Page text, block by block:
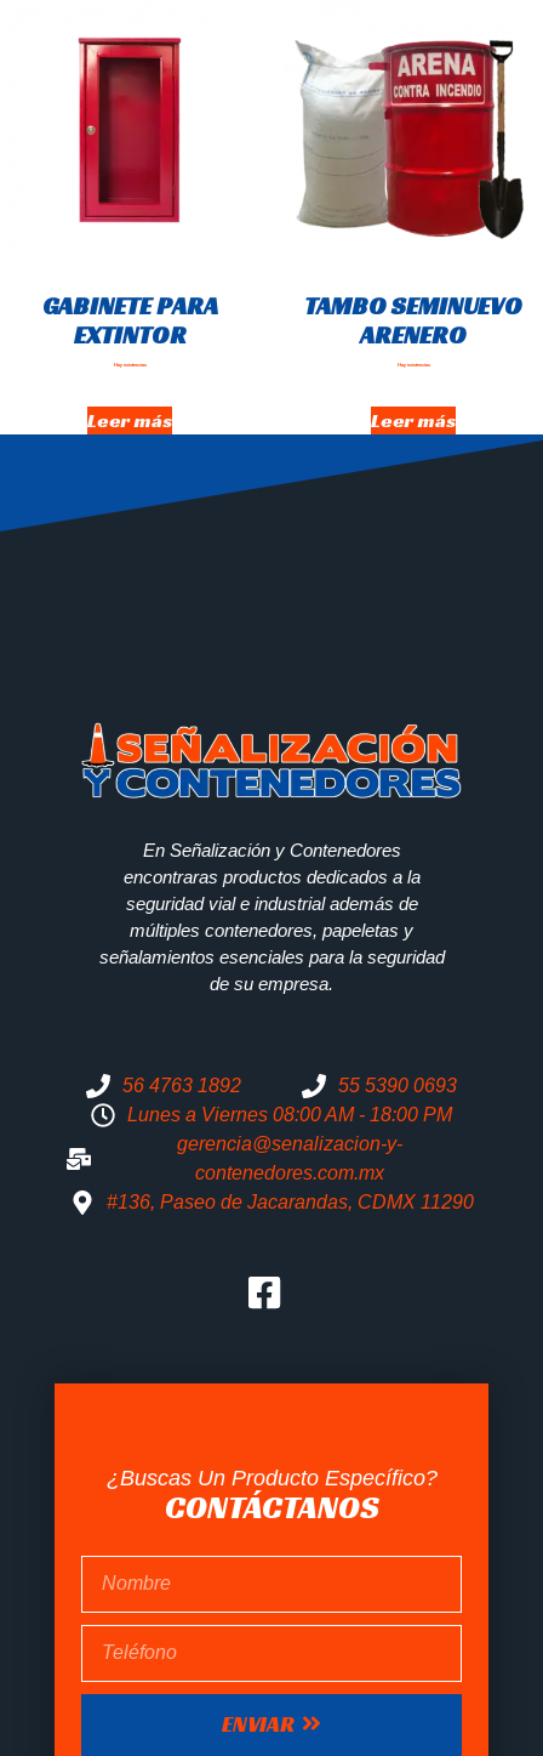
GABINETE PARA
EXTINTOR
Hay existencias
Leer más
TAMBO SEMINUEVO
ARENERO
Hay existencias
Leer más
En Señalización y Contenedores
encontraras productos dedicados a la
seguridad vial e industrial además de
múltiples contenedores, papeletas y
señalamientos esenciales para la seguridad
de su empresa.
56 4763 1892
55 5390 0693
Lunes a Viernes 08:00 AM - 18:00 PM
gerencia@senalizacion-y-
contenedores.com.mx
#136, Paseo de Jacarandas, CDMX 11290
¿Buscas Un Producto Específico?
CONTÁCTANOS
ENVIAR